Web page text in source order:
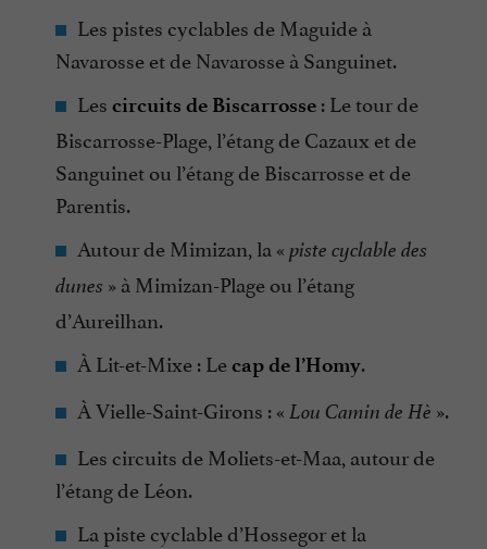
Les pistes cyclables de Maguide à
Navarosse et de Navarosse à Sanguinet.
Les circuits de Biscarrosse : Le tour de
Biscarrosse-Plage, l’étang de Cazaux et de
Sanguinet ou l’étang de Biscarrosse et de
Parentis.
Autour de Mimizan, la « piste cyclable des
dunes » à Mimizan-Plage ou l’étang
d’Aureilhan.
À Lit-et-Mixe : Lecap de l’Homy.
À Vielle-Saint-Girons : « Lou Camin de Hè ».
Les circuits de Moliets-et-Maa, autour de
l’étang de Léon.
La piste cyclable d’Hossegor et la